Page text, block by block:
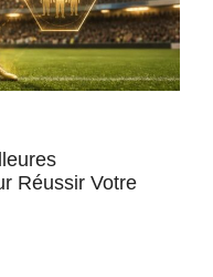
Réussir Votre